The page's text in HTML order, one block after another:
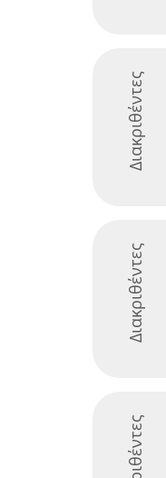
Διακριθέντες
Διακριθέντες